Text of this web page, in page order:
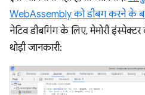
WebAssembly को डीबग करने के
नेटिव डीबगिंग के लिए, मेमोरी
थोड़ी जानकारी: